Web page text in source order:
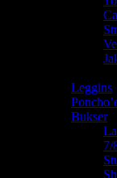
Leggins
Bukser
7/